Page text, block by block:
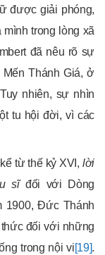
được giải phóng,
trong lòng xã
đã nêu rõ sự
Thánh Giá, ở
nhiên, sự nhìn
tu hội đời, vì các
từ thế kỷ XVI, lời
sĩđối với Dòng
1900, Đức Thánh
đối với những
trong nội vi[19].